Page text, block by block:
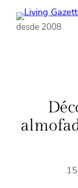
Pular
paradesde 2008